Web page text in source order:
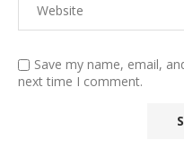
Save my name, email,
next time I comment.